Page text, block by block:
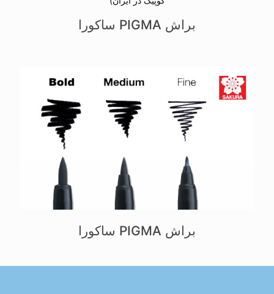
براش PIGMA ساکورا
براش PIGMA ساکورا